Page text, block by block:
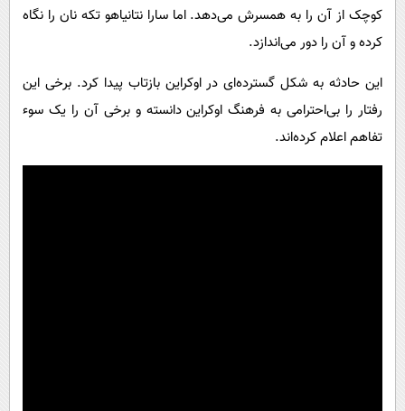
کوچک از آن را به همسرش می‌دهد. اما سارا نتانیاهو تکه نان را نگاه
کرده و آن را دور می‌اندازد.
این حادثه به شکل گسترده‌ای در اوکراین بازتاب پیدا کرد. برخی این
رفتار را بی‌احترامی به فرهنگ اوکراین دانسته و برخی آن را یک سوء
تفاهم اعلام کرده‌اند.